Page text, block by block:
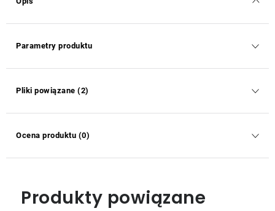
Parametry produktu
Pliki powiązane (2)
Ocena produktu (0)
Produkty powiązane